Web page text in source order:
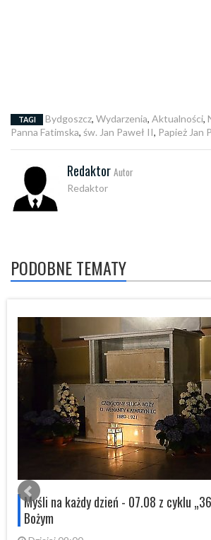
TAGI Bydgoszcz, Wydarzenia, Aktualności,
Panna Fatimska, św. Jan Paweł II, Papież Jan
Redaktor Autor
Redaktor
PODOBNE TEMATY
Myśli na każdy dzień - 07.08 z cyklu
Bożym